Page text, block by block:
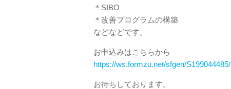
＊SIBO
＊改善プログラムの構築
などなどです。
お申込みはこちらから
https://ws.formzu.net/sfgen/S199044485/
お待ちしております。